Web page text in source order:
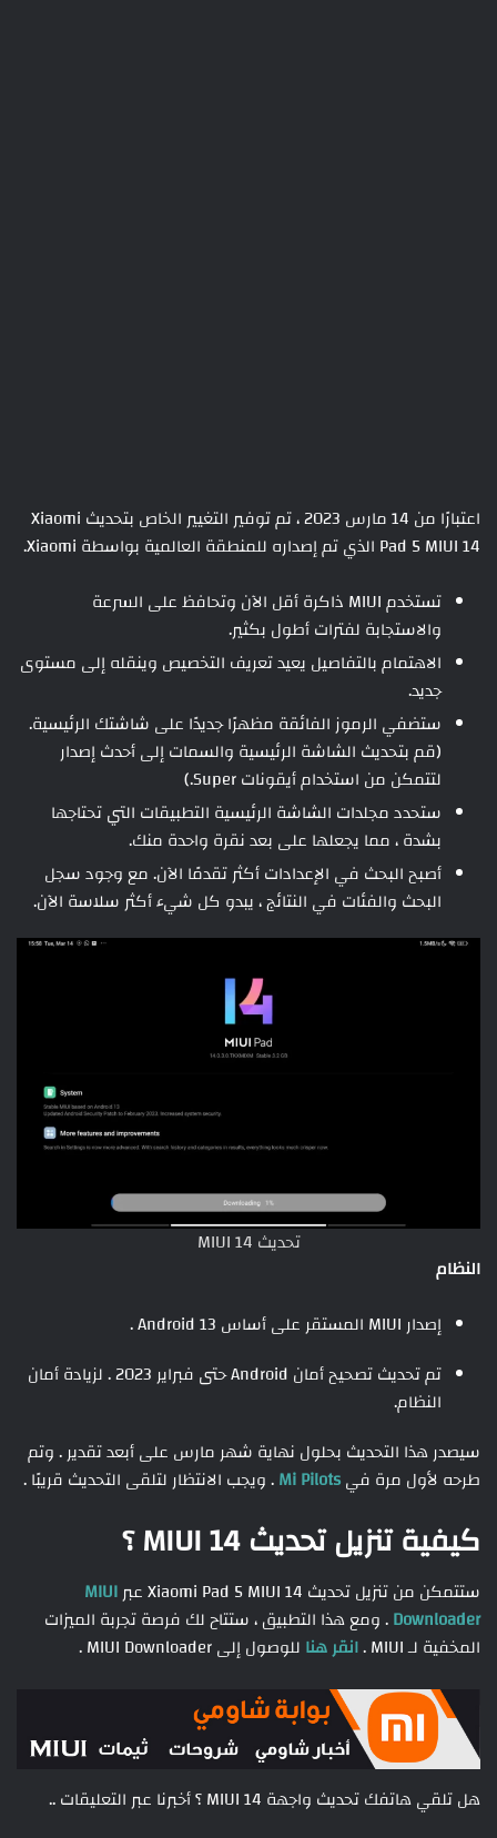
اعتبارًا من 14 مارس 2023 ، تم توفير التغيير الخاص بتحديث Xiaomi
Pad 5 MIUI 14 الذي تم إصداره للمنطقة العالمية بواسطة Xiaomi.
تستخدم MIUI ذاكرة أقل الآن وتحافظ على السرعة
والاستجابة لفترات أطول بكثير.
الاهتمام بالتفاصيل يعيد تعريف التخصيص وينقله إلى مستوى
جديد.
ستضفي الرموز الفائقة مظهرًا جديدًا على شاشتك الرئيسية.
(قم بتحديث الشاشة الرئيسية والسمات إلى أحدث إصدار
لتتمكن من استخدام أيقونات Super.)
ستحدد مجلدات الشاشة الرئيسية التطبيقات التي تحتاجها
بشدة ، مما يجعلها على بعد نقرة واحدة منك.
أصبح البحث في الإعدادات أكثر تقدمًا الآن. مع وجود سجل
البحث والفئات في النتائج ، يبدو كل شيء أكثر سلاسة الآن.
تحديث MIUI 14
النظام
إصدار MIUI المستقر على أساس Android 13 .
تم تحديث تصحيح أمان Android حتى فبراير 2023 . لزيادة أمان
النظام.
سيصدر هذا التحديث بحلول نهاية شهر مارس على أبعد تقدير . وتم
طرحه لأول مرة فيMi Pilots. ويجب الانتظار لتلقى التحديث قريبًا .
كيفية تنزيل تحديث MIUI 14 ؟
ستتمكن من تنزيل تحديث Xiaomi Pad 5 MIUI 14 عبر
MIUI
Downloader. ومع هذا التطبيق ، ستتاح لك فرصة تجربة الميزات
المخفية لـ MIUI .
انقر هنا للوصول إلى MIUI Downloader .
هل تلقي هاتفك تحديث واجهة MIUI 14 ؟ أخبرنا عبر التعليقات ..